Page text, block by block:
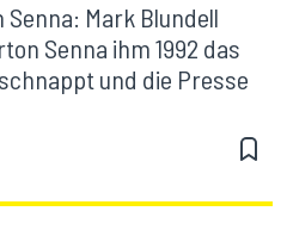
Mark Blundell
Senna ihm 1992 das
und die Presse